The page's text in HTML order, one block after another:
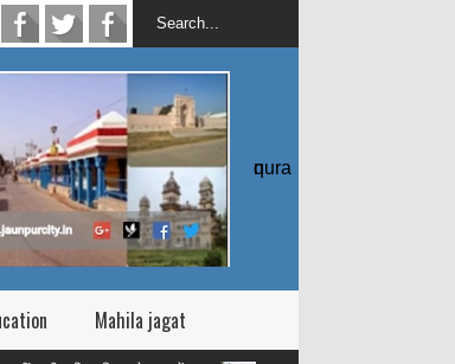
quran
Mahila jagat